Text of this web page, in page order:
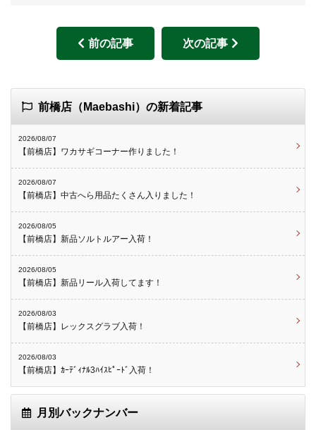
前の記事 次の記事
前橋店（Maebashi）の新着記事
2026/08/07
【前橋店】ワカサギコーナー作りました！
2026/08/07
【前橋店】中古へら用品たくさん入りました！
2026/08/05
【前橋店】新品ソルトルアー入荷！
2026/08/05
【前橋店】新品リール入荷してます！
2026/08/03
【前橋店】レックスグラブ入荷！
2026/08/03
【前橋店】ｶｰﾃﾞｨﾅﾙ3ﾊｲｽﾋﾟｰﾄﾞ入荷！
月別バックナンバー